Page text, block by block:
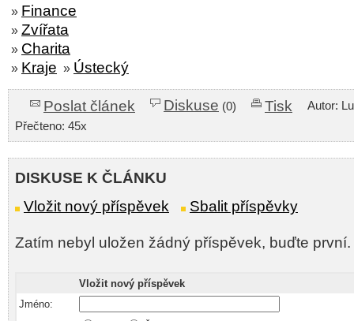
» Finance
» Zvířata
» Charita
» Kraje » Ústecký
Poslat článek Diskuse (0) Tisk
Autor:
Přečteno: 45x
DISKUSE K ČLÁNKU
Vložit nový příspěvek
Sbalit příspěvky
Zatím nebyl uložen žádný příspěvek, buďte první.
Vložit nový příspěvek
Jméno: